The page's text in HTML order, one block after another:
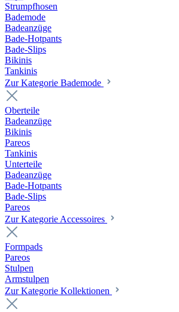
Strumpfhosen
Bademode
Badeanzüge
Bade-Hotpants
Bade-Slips
Bikinis
Tankinis
Zur Kategorie Bademode
Oberteile
Badeanzüge
Bikinis
Pareos
Tankinis
Unterteile
Badeanzüge
Bade-Hotpants
Bade-Slips
Pareos
Zur Kategorie Accessoires
Formpads
Pareos
Stulpen
Armstulpen
Zur Kategorie Kollektionen